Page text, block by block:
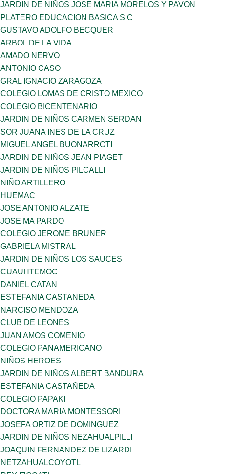
JARDIN DE NIÑOS JOSE MARIA MORELOS Y PAVON
PLATERO EDUCACION BASICA S C
GUSTAVO ADOLFO BECQUER
ARBOL DE LA VIDA
AMADO NERVO
ANTONIO CASO
GRAL IGNACIO ZARAGOZA
COLEGIO LOMAS DE CRISTO MEXICO
COLEGIO BICENTENARIO
JARDIN DE NIÑOS CARMEN SERDAN
SOR JUANA INES DE LA CRUZ
MIGUEL ANGEL BUONARROTI
JARDIN DE NIÑOS JEAN PIAGET
JARDIN DE NIÑOS PILCALLI
NIÑO ARTILLERO
HUEMAC
JOSE ANTONIO ALZATE
JOSE MA PARDO
COLEGIO JEROME BRUNER
GABRIELA MISTRAL
JARDIN DE NIÑOS LOS SAUCES
CUAUHTEMOC
DANIEL CATAN
ESTEFANIA CASTAÑEDA
NARCISO MENDOZA
CLUB DE LEONES
JUAN AMOS COMENIO
COLEGIO PANAMERICANO
NIÑOS HEROES
JARDIN DE NIÑOS ALBERT BANDURA
ESTEFANIA CASTAÑEDA
COLEGIO PAPAKI
DOCTORA MARIA MONTESSORI
JOSEFA ORTIZ DE DOMINGUEZ
JARDIN DE NIÑOS NEZAHUALPILLI
JOAQUIN FERNANDEZ DE LIZARDI
NETZAHUALCOYOTL